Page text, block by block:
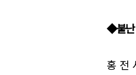
◆불난
홍 전